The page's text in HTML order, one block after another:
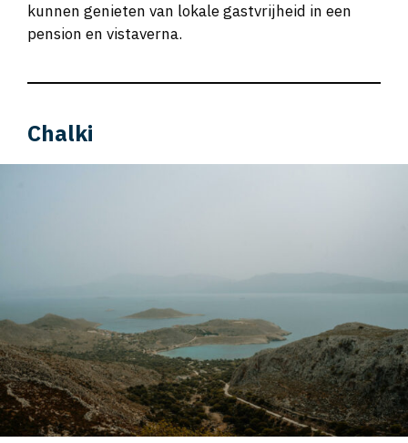
kunnen genieten van lokale gastvrijheid in een
pension en vistaverna.
Chalki